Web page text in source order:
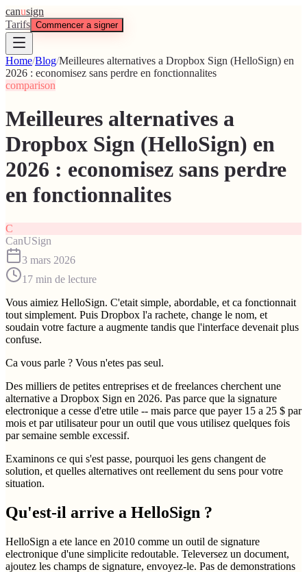
canusign
Tarifs Commencer a signer
Home/Blog/Meilleures alternatives a Dropbox Sign (HelloSign) en
2026 : economisez sans perdre en fonctionnalites
comparison
Meilleures alternatives a
Dropbox Sign (HelloSign) en
2026 : economisez sans perdre
en fonctionnalites
C
CanUSign
3 mars 2026
17 min de lecture
Vous aimiez HelloSign. C'etait simple, abordable, et ca fonctionnait
tout simplement. Puis Dropbox l'a rachete, change le nom, et
soudain votre facture a augmente tandis que l'interface devenait plus
confuse.
Ca vous parle ? Vous n'etes pas seul.
Des milliers de petites entreprises et de freelances cherchent une
alternative a Dropbox Sign en 2026. Pas parce que la signature
electronique a cesse d'etre utile -- mais parce que payer 15 a 25 $ par
mois et par utilisateur pour un outil que vous utilisez quelques fois
par semaine semble excessif.
Examinons ce qui s'est passe, pourquoi les gens changent de
solution, et quelles alternatives ont reellement du sens pour votre
situation.
Qu'est-il arrive a HelloSign ?
HelloSign a ete lance en 2010 comme un outil de signature
electronique d'une simplicite redoutable. Televersez un document,
ajoutez les champs de signature, envoyez-le. Pas de demonstrations